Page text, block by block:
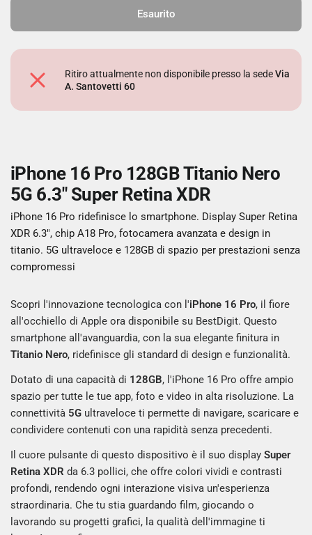
Esaurito
Ritiro attualmente non disponibile presso la sedeVia
A. Santovetti 60
iPhone 16 Pro 128GB Titanio Nero
5G 6.3" Super Retina XDR
iPhone 16 Pro ridefinisce lo smartphone. Display Super Retina
XDR 6.3", chip A18 Pro, fotocamera avanzata e design in
titanio. 5G ultraveloce e 128GB di spazio per prestazioni senza
compromessi
Scopri l'innovazione tecnologica con l'iPhone 16 Pro, il fiore
all'occhiello di Apple ora disponibile su BestDigit. Questo
smartphone all'avanguardia, con la sua elegante finitura in
Titanio Nero, ridefinisce gli standard di design e funzionalità.
Dotato di una capacità di 128GB, l'iPhone 16 Pro offre ampio
spazio per tutte le tue app, foto e video in alta risoluzione. La
connettività 5G ultraveloce ti permette di navigare, scaricare e
condividere contenuti con una rapidità senza precedenti.
Il cuore pulsante di questo dispositivo è il suo displaySuper
Retina XDR da 6.3 pollici, che offre colori vividi e contrasti
profondi, rendendo ogni interazione visiva un'esperienza
straordinaria. Che tu stia guardando film, giocando o
lavorando su progetti grafici, la qualità dell'immagine ti